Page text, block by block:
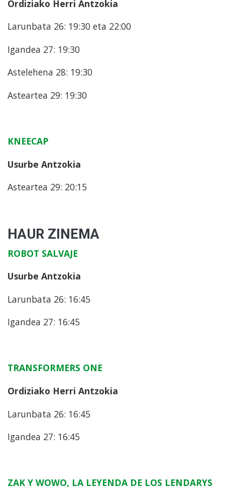
Ordiziako Herri Antzokia
Larunbata 26: 19:30 eta 22:00
Igandea 27: 19:30
Astelehena 28: 19:30
Asteartea 29: 19:30
KNEECAP
Usurbe Antzokia
Asteartea 29: 20:15
HAUR ZINEMA
ROBOT SALVAJE
Usurbe Antzokia
Larunbata 26: 16:45
Igandea 27: 16:45
TRANSFORMERS ONE
Ordiziako Herri Antzokia
Larunbata 26: 16:45
Igandea 27: 16:45
ZAK Y WOWO, LA LEYENDA DE LOS LENDARYS